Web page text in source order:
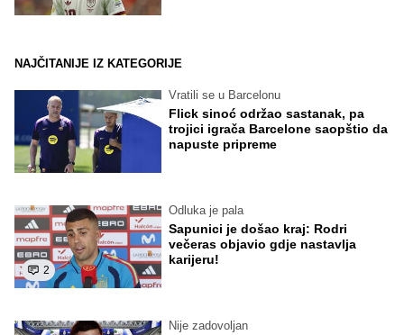
NAJČITANIJE IZ KATEGORIJE
Vratili se u Barcelonu
Flick sinoć održao sastanak, pa
trojici igrača Barcelone saopštio da
napuste pripreme
2
Odluka je pala
Sapunici je došao kraj: Rodri
večeras objavio gdje nastavlja
karijeru!
Nije zadovoljan